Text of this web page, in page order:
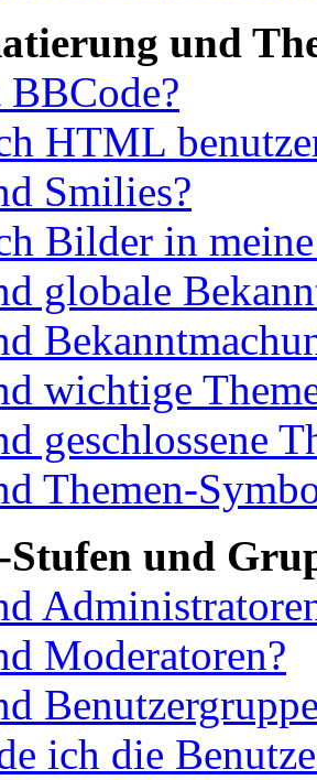
und
BBCode?
HTML
Smilies?
Bilder in
globale
wichtige
geschlossene
Themen-
Stufen und
Moderatoren?
ich die